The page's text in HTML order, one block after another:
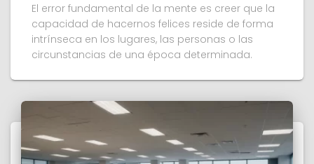
El error fundamental de la mente es creer que la
capacidad de hacernos felices reside de forma
intrínseca en los lugares, las personas o las
circunstancias de una época determinada.